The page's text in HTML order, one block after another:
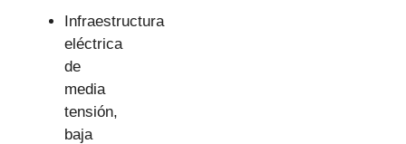
Infraestructura
eléctrica
de
media
tensión,
baja